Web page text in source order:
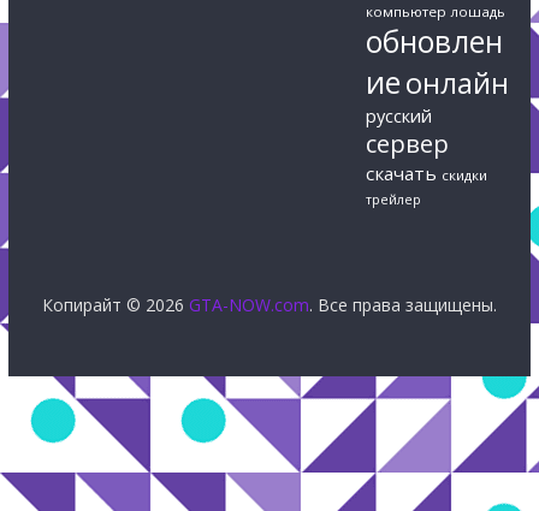
компьютер лошадь
обновлен
иеонлайн
русский
сервер
скачать скидки
трейлер
Копирайт © 2026 GTA-NOW.com. Все права защищены.